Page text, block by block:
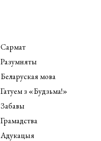
Сармат
Разумняты
Беларуская мова
Гатуем з «Будзьма!»
Забавы
Грамадства
Адукацыя